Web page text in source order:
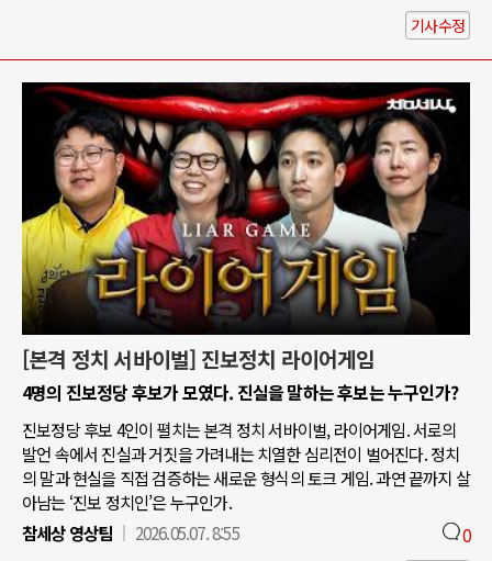
기사수정
[본격 정치 서바이벌] 진보정치 라이어게임
4명의 진보정당 후보가 모였다. 진실을 말하는 후보는 누구인가?
진보정당 후보 4인이 펼치는 본격 정치 서바이벌, 라이어게임. 서로의
발언 속에서 진실과 거짓을 가려내는 치열한 심리전이 벌어진다. 정치
의 말과 현실을 직접 검증하는 새로운 형식의 토크 게임. 과연 끝까지 살
아남는 ‘진보 정치인’은 누구인가.
참세상 영상팀
2026.05.07. 8:55 0